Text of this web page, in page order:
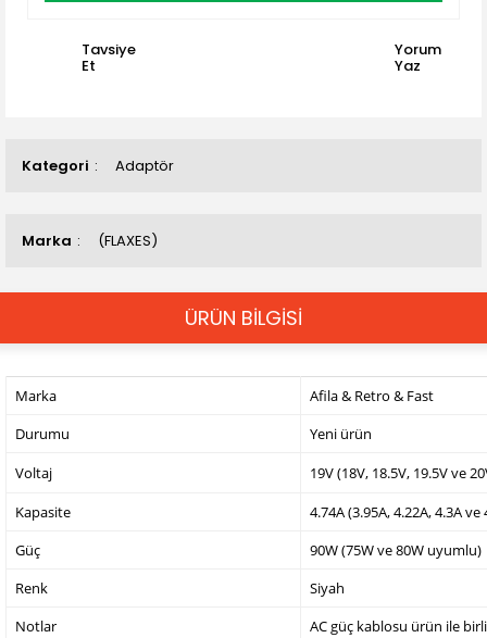
Kategori Adaptör
Marka (FLAXES)
Tavsiye
Et
Yorum
Yaz
ÜRÜN BİLGİSİ
Marka
Afila & Retro & Fast
Durumu
Yeni ürün
Voltaj
19V (18V, 18.5V, 19.5V ve
Kapasite
4.74A (3.95A, 4.22A, 4.3A
Güç
90W (75W ve 80W uyumlu)
Renk
Siyah
Notlar
AC güç kablosu ürün ile